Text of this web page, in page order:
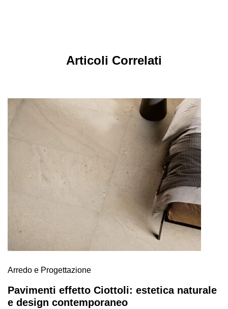
Articoli Correlati
Arredo e Progettazione
Pavimenti effetto Ciottoli: estetica naturale
e design contemporaneo